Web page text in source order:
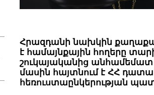
Հրազդանի նախկին
է համայնքային հողերը
շուկայականից անհամեմատ
մասին հայտնում է ՀՀ
հեռուստաընկերության